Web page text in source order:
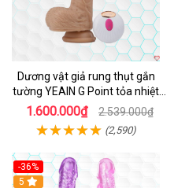
Dương vật giả rung thụt gắn
tường YEAIN G Point tỏa nhiệt
điều khiển từ xa
1.600.000₫ 2.539.000₫
(2,590)
-36%
Hot
5